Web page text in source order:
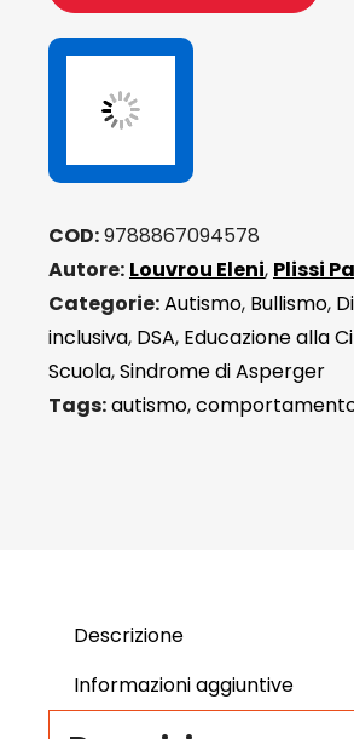
regole
non
scritte
del
sociale
e
da
COD:9788867094578
Autore: Louvrou Eleni, Plissi
Categorie:Autismo, Bullismo,
inclusiva, DSA, Educazione alla
Scuola,Sindrome di Asperger
Tags:autismo,
Descrizione
Informazioni aggiuntive